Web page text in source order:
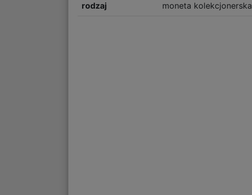
rodzaj moneta kolekcjonerska